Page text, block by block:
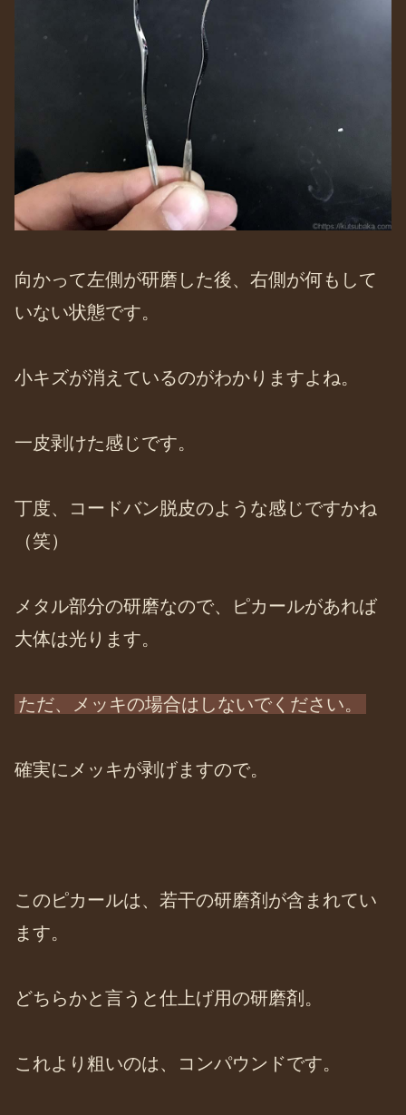
向かって左側が研磨した後、右側が何もして
いない状態です。
小キズが消えているのがわかりますよね。
一皮剥けた感じです。
丁度、コードバン脱皮のような感じですかね
（笑）
メタル部分の研磨なので、ピカールがあれば
大体は光ります。
ただ、メッキの場合はしないでください。
確実にメッキが剥げますので。
このピカールは、若干の研磨剤が含まれてい
ます。
どちらかと言うと仕上げ用の研磨剤。
これより粗いのは、コンパウンドです。